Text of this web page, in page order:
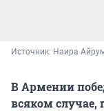
Источник: Наира
В Армении
всяком случае,